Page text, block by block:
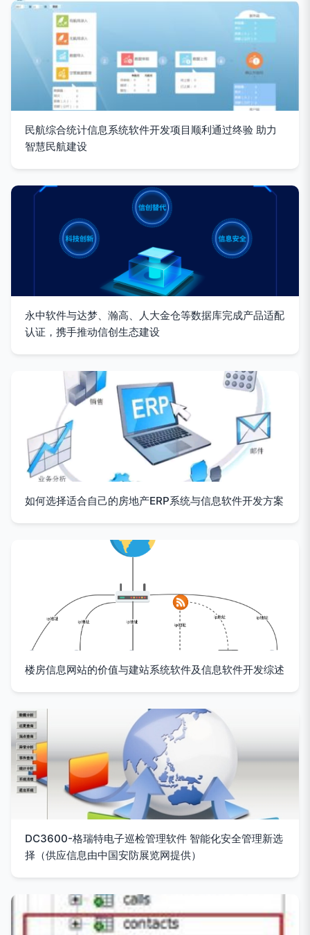
民航综合统计信息系统软件开发项目顺利通过终验 助力
智慧民航建设
永中软件与达梦、瀚高、人大金仓等数据库完成产品适配
认证，携手推动信创生态建设
如何选择适合自己的房地产ERP系统与信息软件开发方案
楼房信息网站的价值与建站系统软件及信息软件开发综述
DC3600-格瑞特电子巡检管理软件 智能化安全管理新选
择（供应信息由中国安防展览网提供）